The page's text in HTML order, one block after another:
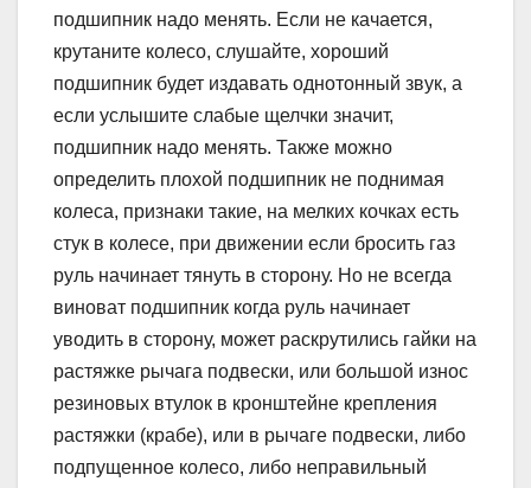
подшипник надо менять. Если не качается,
крутаните колесо, слушайте, хороший
подшипник будет издавать однотонный звук, а
если услышите слабые щелчки значит,
подшипник надо менять. Также можно
определить плохой подшипник не поднимая
колеса, признаки такие, на мелких кочках есть
стук в колесе, при движении если бросить газ
руль начинает тянуть в сторону. Но не всегда
виноват подшипник когда руль начинает
уводить в сторону, может раскрутились гайки на
растяжке рычага подвески, или большой износ
резиновых втулок в кронштейне крепления
растяжки (крабе), или в рычаге подвески, либо
подпущенное колесо, либо неправильный